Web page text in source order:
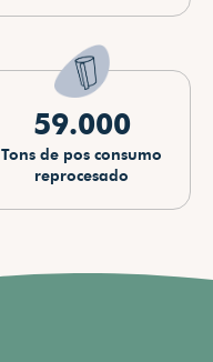
59.000
Tons de pos consumo
reprocesado